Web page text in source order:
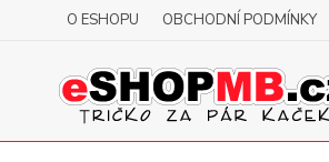
O ESHOPU OBCHODNÍ PODMÍNKY